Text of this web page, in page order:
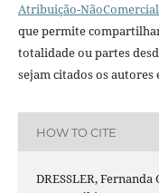
Atribuição-
que permite
totalidade ou partes
sejam citados os autores
HOW TO CITE
DRESSLER, Fernanda